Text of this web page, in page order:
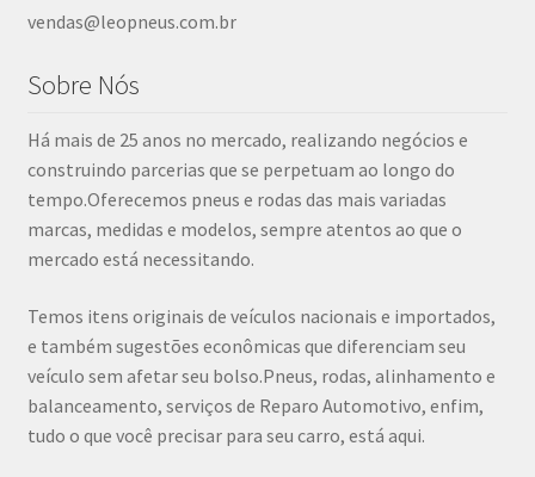
vendas@leopneus.com.br
Sobre Nós
Há mais de 25 anos no mercado, realizando negócios e
construindo parcerias que se perpetuam ao longo do
tempo.Oferecemos pneus e rodas das mais variadas
marcas, medidas e modelos, sempre atentos ao que o
mercado está necessitando.
Temos itens originais de veículos nacionais e importados,
e também sugestões econômicas que diferenciam seu
veículo sem afetar seu bolso.Pneus, rodas, alinhamento e
balanceamento, serviços de Reparo Automotivo, enfim,
tudo o que você precisar para seu carro, está aqui.